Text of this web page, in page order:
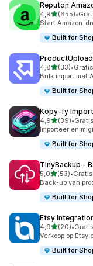
Reputon
4,9van 5 sterren
(655)
655 recensies
•
Start Amazon-
Built for
4,8van 5 sterren
(33)
33 recensies in
•
Bulk import met
Built for
Kopy‑fy
4,9van 5 sterren
(39)
39 recensies in
•
Importeer en
Built for
TinyBackup ‑
5,0van 5 sterren
(53)
53 recensies in
•
Back-up van
Built for
Etsy
4,9van 5 sterren
(20)
20 recensies in
•
Verkoop op
Built for